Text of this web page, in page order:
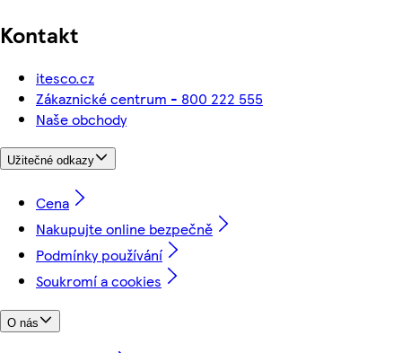
Kontakt
itesco.cz
Zákaznické centrum - 800 222 555
Naše obchody
Užitečné odkazy
Cena
Nakupujte online bezpečně
Podmínky používání
Soukromí a cookies
O nás